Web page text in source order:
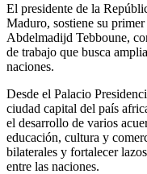
El presidente de la
Maduro, sostiene su
Abdelmadijd Tebboune,
de trabajo que busca
naciones.
Desde el Palacio
ciudad capital del país
el desarrollo de varios
educación, cultura y
bilaterales y fortalecer
entre las naciones.